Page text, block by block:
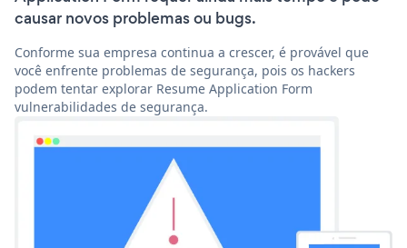
causar novos problemas ou bugs.
Conforme sua empresa continua a crescer, é provável que
você enfrente problemas de segurança, pois os hackers
podem tentar explorar Resume Application Form
vulnerabilidades de segurança.